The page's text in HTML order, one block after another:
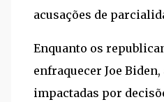
acusações de
Enquanto os
enfraquecer Joe
impactadas por